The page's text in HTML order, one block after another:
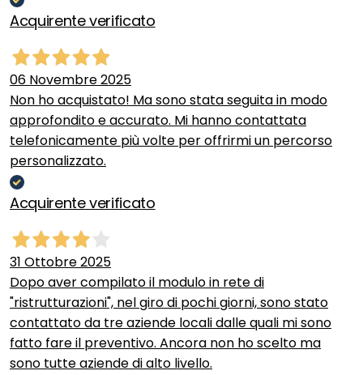
Acquirente verificato
06 Novembre 2025
Non ho acquistato! Ma sono stata seguita in modo
approfondito e accurato. Mi hanno contattata
telefonicamente più volte per offrirmi un percorso
personalizzato.
Acquirente verificato
31 Ottobre 2025
Dopo aver compilato il modulo in rete di
"ristrutturazioni", nel giro di pochi giorni, sono stato
contattato da tre aziende locali dalle quali mi sono
fatto fare il preventivo. Ancora non ho scelto ma
sono tutte aziende di alto livello.